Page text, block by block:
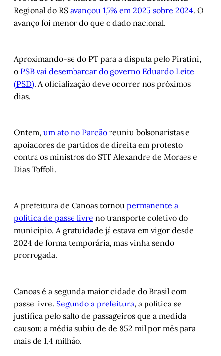
Regional do RS avançou 1,7% em 2025 sobre 2024. O
avanço foi menor do que o dado nacional.
Aproximando-se do PT para a disputa pelo Piratini,
o PSB vai desembarcar do governo Eduardo Leite
(PSD). A oficialização deve ocorrer nos próximos
dias.
Ontem, um ato no Parcão reuniu bolsonaristas e
apoiadores de partidos de direita em protesto
contra os ministros do STF Alexandre de Moraes e
Dias Toffoli.
A prefeitura de Canoas tornou permanente a
política de passe livre no transporte coletivo do
município. A gratuidade já estava em vigor desde
2024 de forma temporária, mas vinha sendo
prorrogada.
Canoas é a segunda maior cidade do Brasil com
passe livre. Segundo a prefeitura, a política se
justifica pelo salto de passageiros que a medida
causou: a média subiu de de 852 mil por mês para
mais de 1,4 milhão.